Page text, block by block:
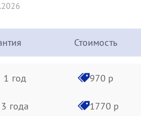
Стоимость
1 год 970 р
3 года 1770 р